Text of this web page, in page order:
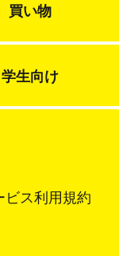
買い物
学生向け
ビス利用規約